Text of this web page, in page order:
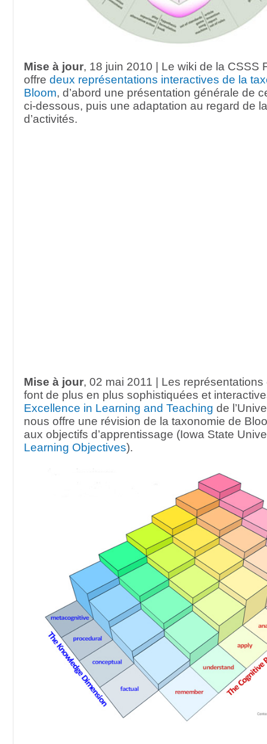
Mise à jour, 18 juin 2010 | Le wiki de la CSSS
offre deux représentations interactives de la
Bloom, d’abord une présentation générale de
ci-dessous, puis une adaptation au regard de
d’activités.
Mise à jour, 02 mai 2011 | Les
font de plus en plus sophistiquées et
Excellence in Learning and Teaching de
nous offre une révision de la taxonomie de
aux objectifs d’apprentissage (Iowa State
Learning Objectives).